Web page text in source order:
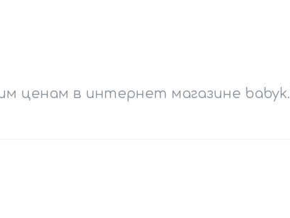
ценам в интернет магазине